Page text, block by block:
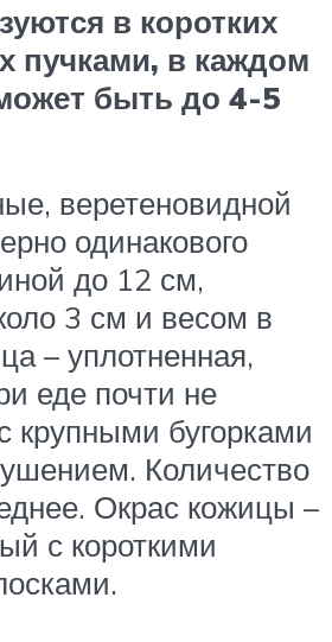
в коротких
пучками, в каждом
быть до 4-5
веретеновидной
одинакового
до 12 см,
3 см и весом в
– уплотненная,
еде почти не
крупными бугорками
Количество
Окрас кожицы –
с короткими